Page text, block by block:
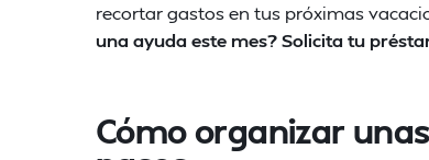
recortar gastos en tus próximas
una ayuda este mes? Solicita tu
Cómo organizar